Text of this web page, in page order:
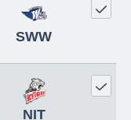
SWW
NIT